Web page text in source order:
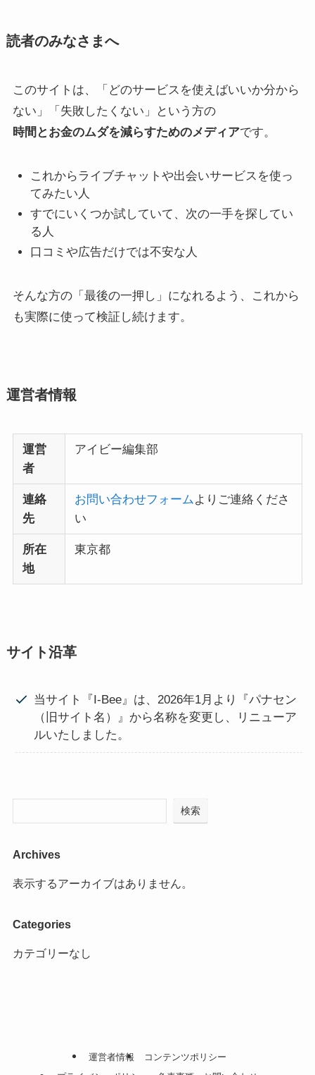
読者のみなさまへ
このサイトは、「どのサービスを使えばいいか分から
ない」「失敗したくない」という方の
時間とお金のムダを減らすためのメディアです。
これからライブチャットや出会いサービスを使っ
てみたい人
すでにいくつか試していて、次の一手を探してい
る人
口コミや広告だけでは不安な人
そんな方の「最後の一押し」になれるよう、これから
も実際に使って検証し続けます。
運営者情報
運営
者
アイビー編集部
連絡
先
お問い合わせフォームよりご連絡くださ
い
所在
地
東京都
サイト沿革
当サイト『I-Bee』は、2026年1月より『パナセン
（旧サイト名）』から名称を変更し、リニューア
ルいたしました。
検索
Archives
表示するアーカイブはありません。
Categories
カテゴリーなし
運営者情報
コンテンツポリシー